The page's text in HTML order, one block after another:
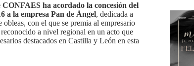
ha acordado la concesión del
a la empresa Pan de Ángel, dedicada a
obleas, con el que se premia al empresario
a nivel regional en un acto que
destacados en Castilla y León en esta